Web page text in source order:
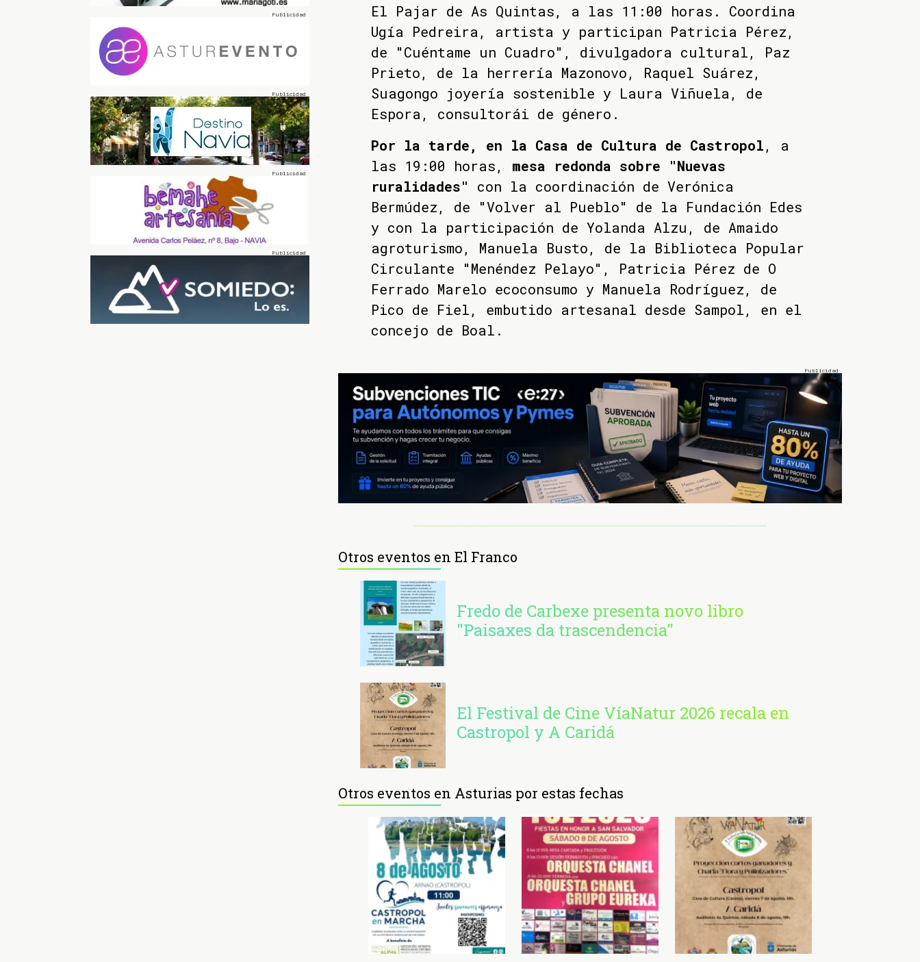
El Pajar de As Quintas, a las 11:00 horas. Coordina
Ugía Pedreira, artista y participan Patricia Pérez,
de "Cuéntame un Cuadro", divulgadora cultural, Paz
Prieto, de la herrería Mazonovo, Raquel Suárez,
Suagongo joyería sostenible y Laura Viñuela, de
Espora, consultorái de género.
Por la tarde, en la Casa de Cultura de Castropol, a
las 19:00 horas,
mesa redonda sobre "Nuevas
ruralidades"
con la coordinación de Verónica
Bermúdez, de "Volver al Pueblo" de la Fundación Edes
y con la participación de Yolanda Alzu, de Amaido
agroturismo, Manuela Busto, de la Biblioteca Popular
Circulante "Menéndez Pelayo", Patricia Pérez de O
Ferrado Marelo ecoconsumo y Manuela Rodríguez, de
Pico de Fiel, embutido artesanal desde Sampol, en el
concejo de Boal.
Otros eventos en El Franco
Fredo de Carbexe presenta novo libro
"Paisaxes da trascendencia"
El Festival de Cine VíaNatur 2026 recala en
Castropol y A Caridá
Otros eventos en Asturias por estas fechas